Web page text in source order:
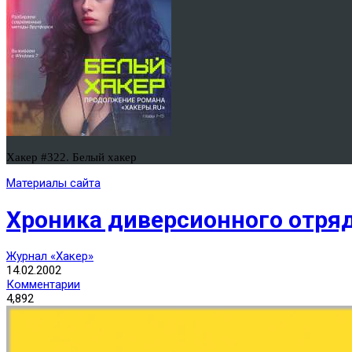
Хакер #322. Белый хакер
Материалы сайта
Хроника диверсионного
Журнал «Хакер»
14.02.2002
Комментарии
4,892